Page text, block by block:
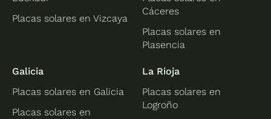
Placas solares en Vizcaya
Cáceres
Placas solares en
Plasencia
Galicia
Placas solares en Galicia
Placas solares en
La Rioja
Placas solares en
Logroño